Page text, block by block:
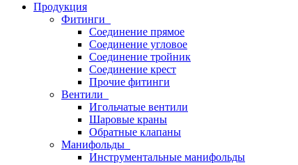
Продукция
Фитинги
Соединение прямое
Соединение угловое
Соединение тройник
Соединение крест
Прочие фитинги
Вентили
Игольчатые вентили
Шаровые краны
Обратные клапаны
Манифольды
Инструментальные манифольды